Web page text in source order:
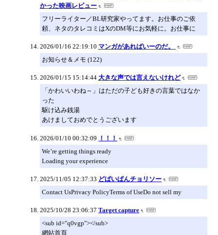
かった映画レビュー
フリーライター／BL研究家やってます。お仕事のご依
頼、ネタのタレコミはXのDM等にお気軽に。お仕事に
2026/01/16 22:19:10 マンガがあればいーのだ。
お知らせ＆メモ (122)
2026/01/15 15:14:44 大きな声では言えないけれど
「かわいいわね～」はただの子ども好きの言葉ではなか
った
駆け込み銭湯
あけましておめでとうございます
2026/01/10 00:32:09 ！！！
We’re getting things ready
Loading your experience
2025/11/05 12:37:33 どぱいぱんチョリソー
Contact UsPrivacy PolicyTerms of UseDo not sell my
2025/10/28 23:06:37 Target capture
<sub id="q0vgp"></sub>
網站首頁